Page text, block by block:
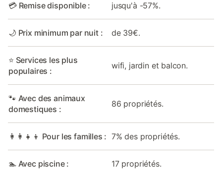
💳 Remise disponible : jusqu'à -57%.
🌙 Prix minimum par nuit : de 39€.
⭐ Services les plus
populaires :
wifi, jardin et balcon.
🐾 Avec des animaux
domestiques :
86 propriétés.
👩‍👩‍👧‍👦 Pour les familles : 7% des propriétés.
🏊 Avec piscine : 17 propriétés.